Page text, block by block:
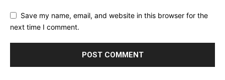
Save my name, email, and website in this browser for the
next time I comment.